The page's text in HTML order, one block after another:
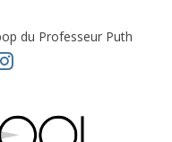
du Professeur Puth
de musique indépendant
émotions en hausse
entre chaleur et bonne